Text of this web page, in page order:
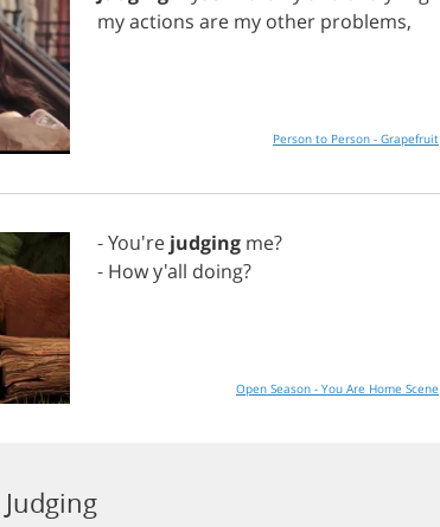
myactions are my other problems,
Person to Person - Grapefruit
- You're judging me?
- Howy'all doing?
Open Season - You Are Home Scene